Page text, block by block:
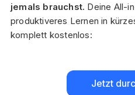
jemals brauchst. Deine All-
produktiveres Lernen in
komplett kostenlos:
Jetzt